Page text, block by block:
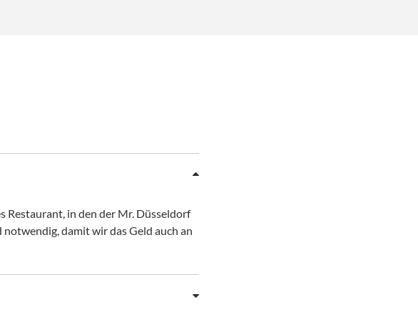
Restaurant, in den der Mr. Düsseldorf
damit wir das Geld auch an